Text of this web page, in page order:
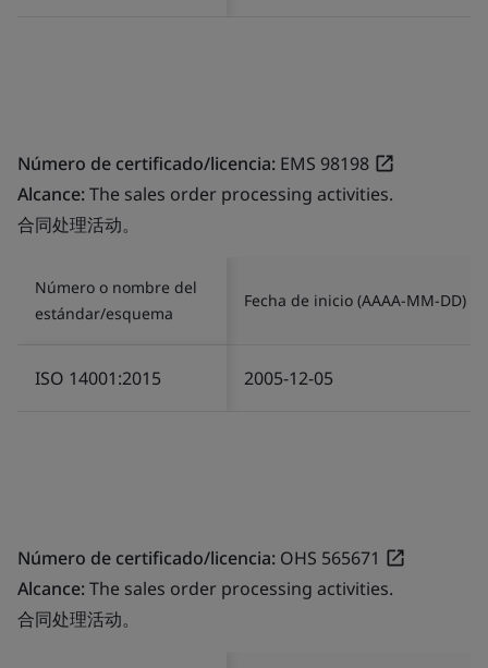
Número de certificado/licencia: EMS 98198
Alcance:The sales order processing activities.
合同处理活动。
Número o nombre del
estándar/esquema
Fecha de inicio (AAAA-MM-DD)
ISO 14001:2015 2005-12-05
Número de certificado/licencia: OHS 565671
Alcance:The sales order processing activities.
合同处理活动。